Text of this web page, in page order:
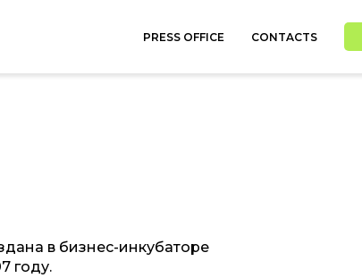
PRESS OFFICE CONTACTS
в бизнес-инкубаторе
году.